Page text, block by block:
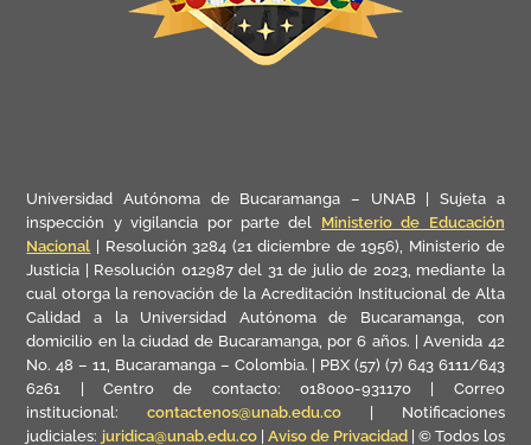
Universidad Autónoma de Bucaramanga – UNAB | Sujeta a
inspección y vigilancia por parte del Ministerio de Educación
Nacional | Resolución 3284 (21 diciembre de 1956), Ministerio de
Justicia | Resolución 012987 del 31 de julio de 2023, mediante la
cual otorga la renovación de la Acreditación Institucional de Alta
Calidad a la Universidad Autónoma de Bucaramanga, con
domicilio en la ciudad de Bucaramanga, por 6 años. | Avenida 42
No. 48 – 11, Bucaramanga – Colombia. | PBX (57) (7) 643 6111/643
6261 | Centro de contacto: 018000-931170 | Correo
institucional:contactenos@unab.edu.co
Notificaciones
judiciales: juridica@unab.edu.co| Aviso de Privacidad | © Todos los